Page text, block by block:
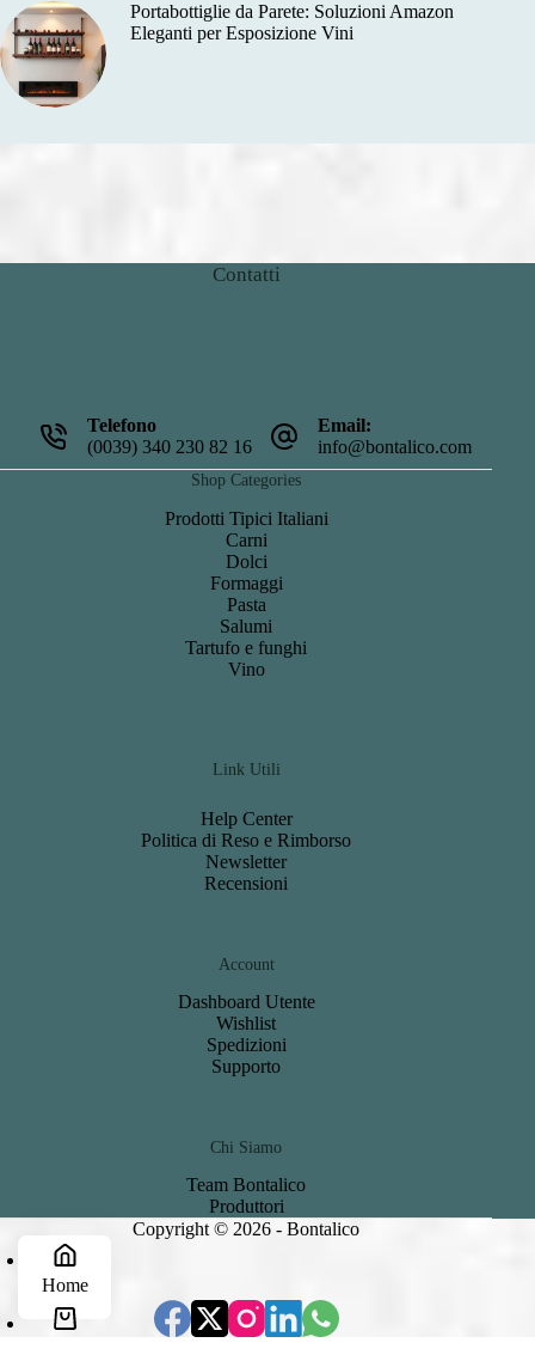
Portabottiglie da Parete: Soluzioni Amazon
Eleganti per Esposizione Vini
Contatti
Telefono
(0039) 340 230 82 16
Email:
info@bontalico.com
Shop Categories
Prodotti Tipici Italiani
Carni
Dolci
Formaggi
Pasta
Salumi
Tartufo e funghi
Vino
Link Utili
Help Center
Politica di Reso e Rimborso
Newsletter
Recensioni
Account
Dashboard Utente
Wishlist
Spedizioni
Supporto
Chi Siamo
Team Bontalico
Produttori
Copyright © 2026 - Bontalico
Home